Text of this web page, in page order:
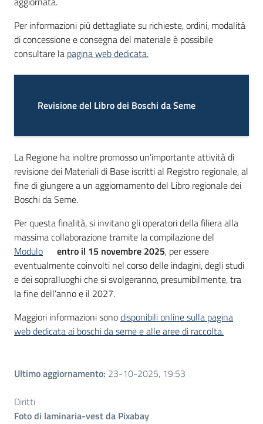
Per informazioni più dettagliate su richieste, ordini, modalità
di concessione e consegna del materiale è possibile
consultare la pagina web dedicata.
Revisione del Libro dei Boschi da Seme
La Regione ha inoltre promosso un’importante attività di
revisione dei Materiali di Base iscritti al Registro regionale, al
fine di giungere a un aggiornamento del Libro regionale dei
Boschi da Seme.
Per questa finalità, si invitano gli operatori della filiera alla
massima collaborazione tramite la compilazione del
Modulo
entro il 15 novembre 2025, per essere
eventualmente coinvolti nel corso delle indagini, degli studi
e dei sopralluoghi che si svolgeranno, presumibilmente, tra
la fine dell’anno e il 2027.
Maggiori informazioni sonodisponibili online sulla pagina
web dedicata ai boschi da seme e alle aree di raccolta.
Ultimo aggiornamento: 23-10-2025, 19:53
Diritti
Foto di laminaria-vest da Pixabay